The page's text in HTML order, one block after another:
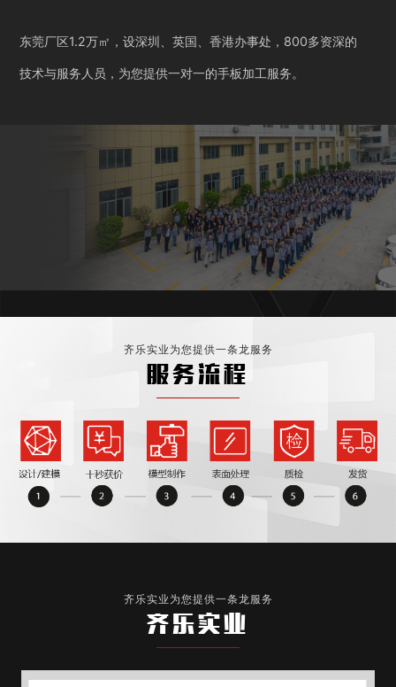
东莞厂区1.2万㎡，设深圳、英国、香港办事处，800多资深的
技术与服务人员，为您提供一对一的手板加工服务。
齐乐实业为您提供一条龙服务
服务流程
齐乐实业为您提供一条龙服务
齐乐实业